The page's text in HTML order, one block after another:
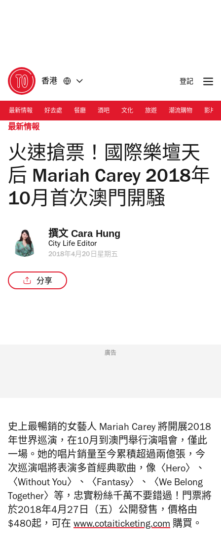
香港 登記
最新情報 好去處 餐廳 酒吧 文化 旅遊 潮流購物 影片
最新情報
火速搶票！國際樂壇天
后 Mariah Carey 2018年
10月首次澳門開騒
撰文 Cara Hung
City Life Editor
2018年4月20日星期五
分享
廣告
史上最暢銷的女藝人 Mariah Carey 將開展2018
年世界巡演，在10月到澳門舉行演唱會，僅此
一場。她的唱片銷量至今累積超過兩億張，今
次巡演唱將表演多首經典歌曲，像 〈Hero〉
、
〈Without You〉 、 〈Fantasy〉 、 〈We Belong
Together〉 等，忠實粉絲千萬不要錯過！門票將
於2018年4月27日（五）公開發售，價格由
$480起，可在 www.cotaiticketing.com 購買。